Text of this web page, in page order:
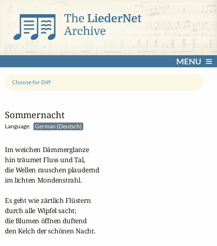
MENU
Sommernacht
Language: German (Deutsch)
Choose for Diff
Im weichen Dämmerglanze
hin träumet Fluss und Tal,
die Wellen rauschen plaudernd
im lichten Mondenstrahl.
Es geht wie zärtlich Flüstern
durch alle Wipfel sacht;
die Blumen öffnen duftend
den Kelch der schönen Nacht.